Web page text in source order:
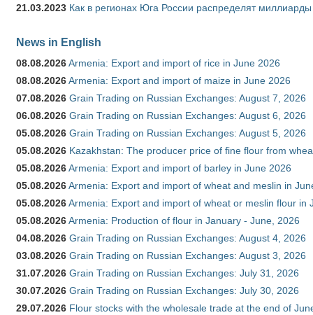
21.03.2023 Как в регионах Юга России распределят
News in English
08.08.2026Armenia: Export and import of rice in June 2026
08.08.2026Armenia: Export and import of maize in June 2026
07.08.2026 Grain Trading on Russian Exchanges: August 7, 2026
06.08.2026 Grain Trading on Russian Exchanges: August 6, 2026
05.08.2026 Grain Trading on Russian Exchanges: August 5, 2026
05.08.2026 Kazakhstan: The producer price of fine flour from
05.08.2026Armenia: Export and import of barley in June 2026
05.08.2026Armenia: Export and import of wheat and meslin in
05.08.2026Armenia: Export and import of wheat or meslin flour in
05.08.2026Armenia: Production of flour in January - June, 2026
04.08.2026 Grain Trading on Russian Exchanges: August 4, 2026
03.08.2026 Grain Trading on Russian Exchanges: August 3, 2026
31.07.2026 Grain Trading on Russian Exchanges: July 31, 2026
30.07.2026 Grain Trading on Russian Exchanges: July 30, 2026
29.07.2026 Flour stocks with the wholesale trade at the end of